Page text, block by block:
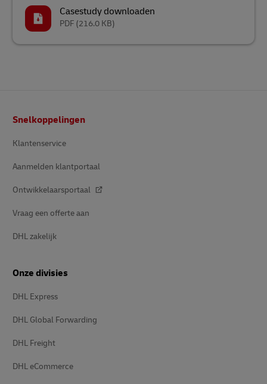
Casestudy downloaden
PDF (216.0 KB)
Snelkoppelingen
Klantenservice
Aanmelden klantportaal
Ontwikkelaarsportaal
Vraag een offerte aan
DHL zakelijk
Onze divisies
DHL Express
DHL Global Forwarding
DHL Freight
DHL eCommerce